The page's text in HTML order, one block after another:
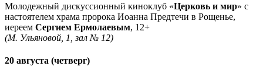
Молодежный дискуссионный киноклуб «Церковь и мир» с
настоятелем храма пророка Иоанна Предтечи в Рощенье,
иереем Сергием Ермолаевым, 12+
(М. Ульяновой, 1, зал № 12)
20 августа (четверг)